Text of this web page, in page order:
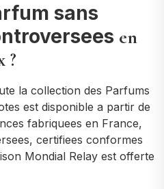
sans
en
?
la collection des Parfums
est disponible a partir de
fabriquees en France,
certifiees conformes
Mondial Relay est offerte